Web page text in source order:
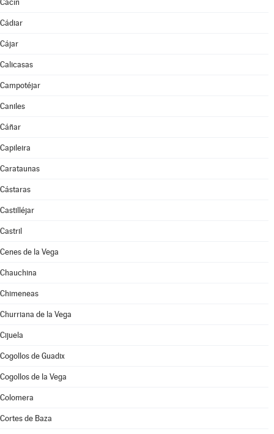
Cacín
Cádiar
Cájar
Calicasas
Campotéjar
Caniles
Cáñar
Capileira
Carataunas
Cástaras
Castilléjar
Castril
Cenes de la Vega
Chauchina
Chimeneas
Churriana de la Vega
Cijuela
Cogollos de Guadix
Cogollos de la Vega
Colomera
Cortes de Baza